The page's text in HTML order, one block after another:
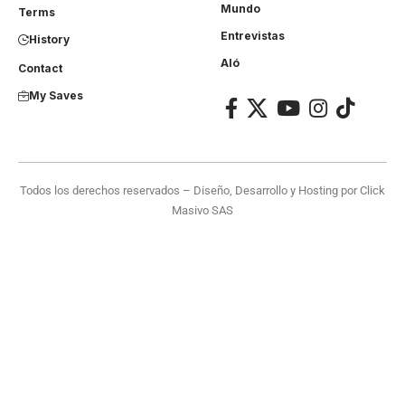
Terms
History
Contact
My Saves
Mundo
Entrevistas
Aló
Todos los derechos reservados – Diseño, Desarrollo y Hosting porClick
Masivo SAS